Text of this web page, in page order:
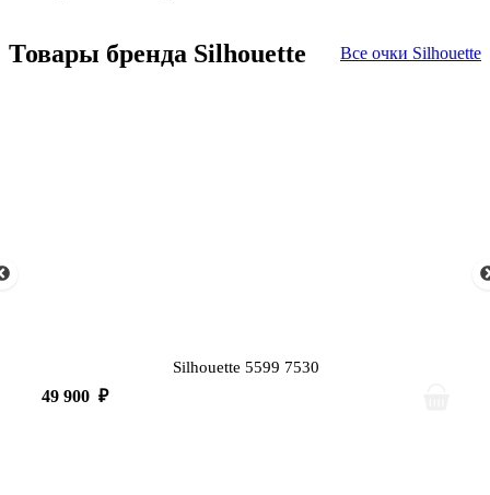
Товары бренда Silhouette Все очки Silhouette
Silhouette 5599 7530
49 900 ₽